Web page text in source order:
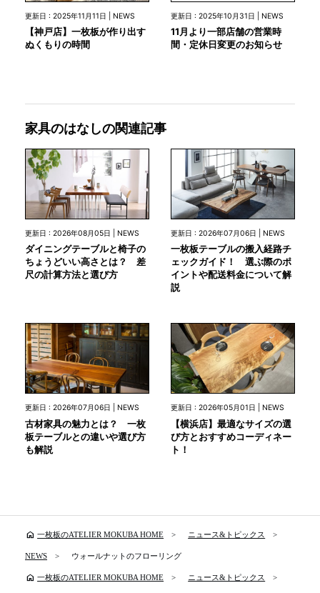
更新日 : 2025年11月11日 | NEWS
【神戸店】一枚板が作り出す
ぬくもりの時間
更新日 : 2025年10月31日 | NEWS
11月より一部店舗の営業時
間・定休日変更のお知らせ
家具のはなしの関連記事
更新日 : 2026年08月05日 | NEWS
ダイニングテーブルと椅子の
ちょうどいい高さとは？ 差
尺の計算方法と選び方
更新日 : 2026年07月06日 | NEWS
一枚板テーブルの搬入経路チ
ェックガイド！ 選ぶ際のポ
イントや配送料金について解
説
更新日 : 2026年07月06日 | NEWS
古材家具の魅力とは？ 一枚
板テーブルとの違いや選び方
も解説
更新日 : 2026年05月01日 | NEWS
【横浜店】最適なサイズの選
び方とおすすめコーディネー
ト！
home 一枚板のATELIER MOKUBA HOME ニュース&トピックス
NEWS ウォールナットのフローリング
home 一枚板のATELIER MOKUBA HOME ニュース&トピックス